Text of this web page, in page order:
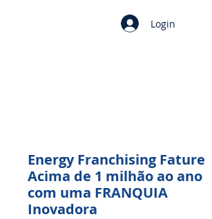
Login
Energy Franchising Fature
Acima de 1 milhão ao ano
com uma FRANQUIA
Inovadora